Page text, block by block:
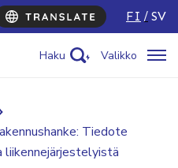
FI SV
Haku Valikko
Tiedote